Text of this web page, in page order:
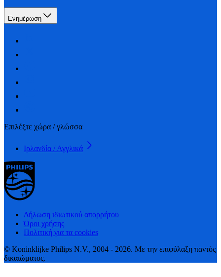
Ενημέρωση
Επιλέξτε χώρα / γλώσσα
Ιρλανδία / Αγγλικά
Δήλωση ιδιωτικού απορρήτου
Όροι χρήσης
Πολιτική για τα cookies
© Koninklijke Philips N.V., 2004 - 2026. Με την επιφύλαξη παντός
δικαιώματος.